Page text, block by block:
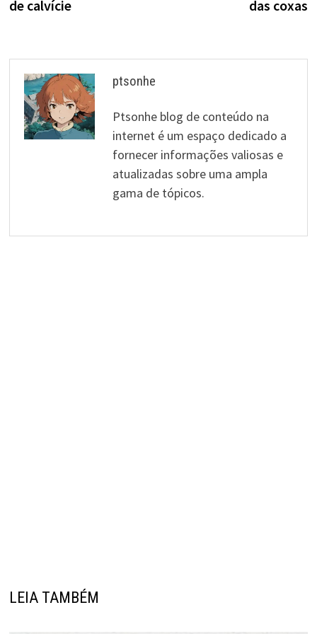
de calvície das coxas
ptsonhe
Ptsonhe blog de conteúdo na
internet é um espaço dedicado a
fornecer informações valiosas e
atualizadas sobre uma ampla
gama de tópicos.
LEIA TAMBÉM